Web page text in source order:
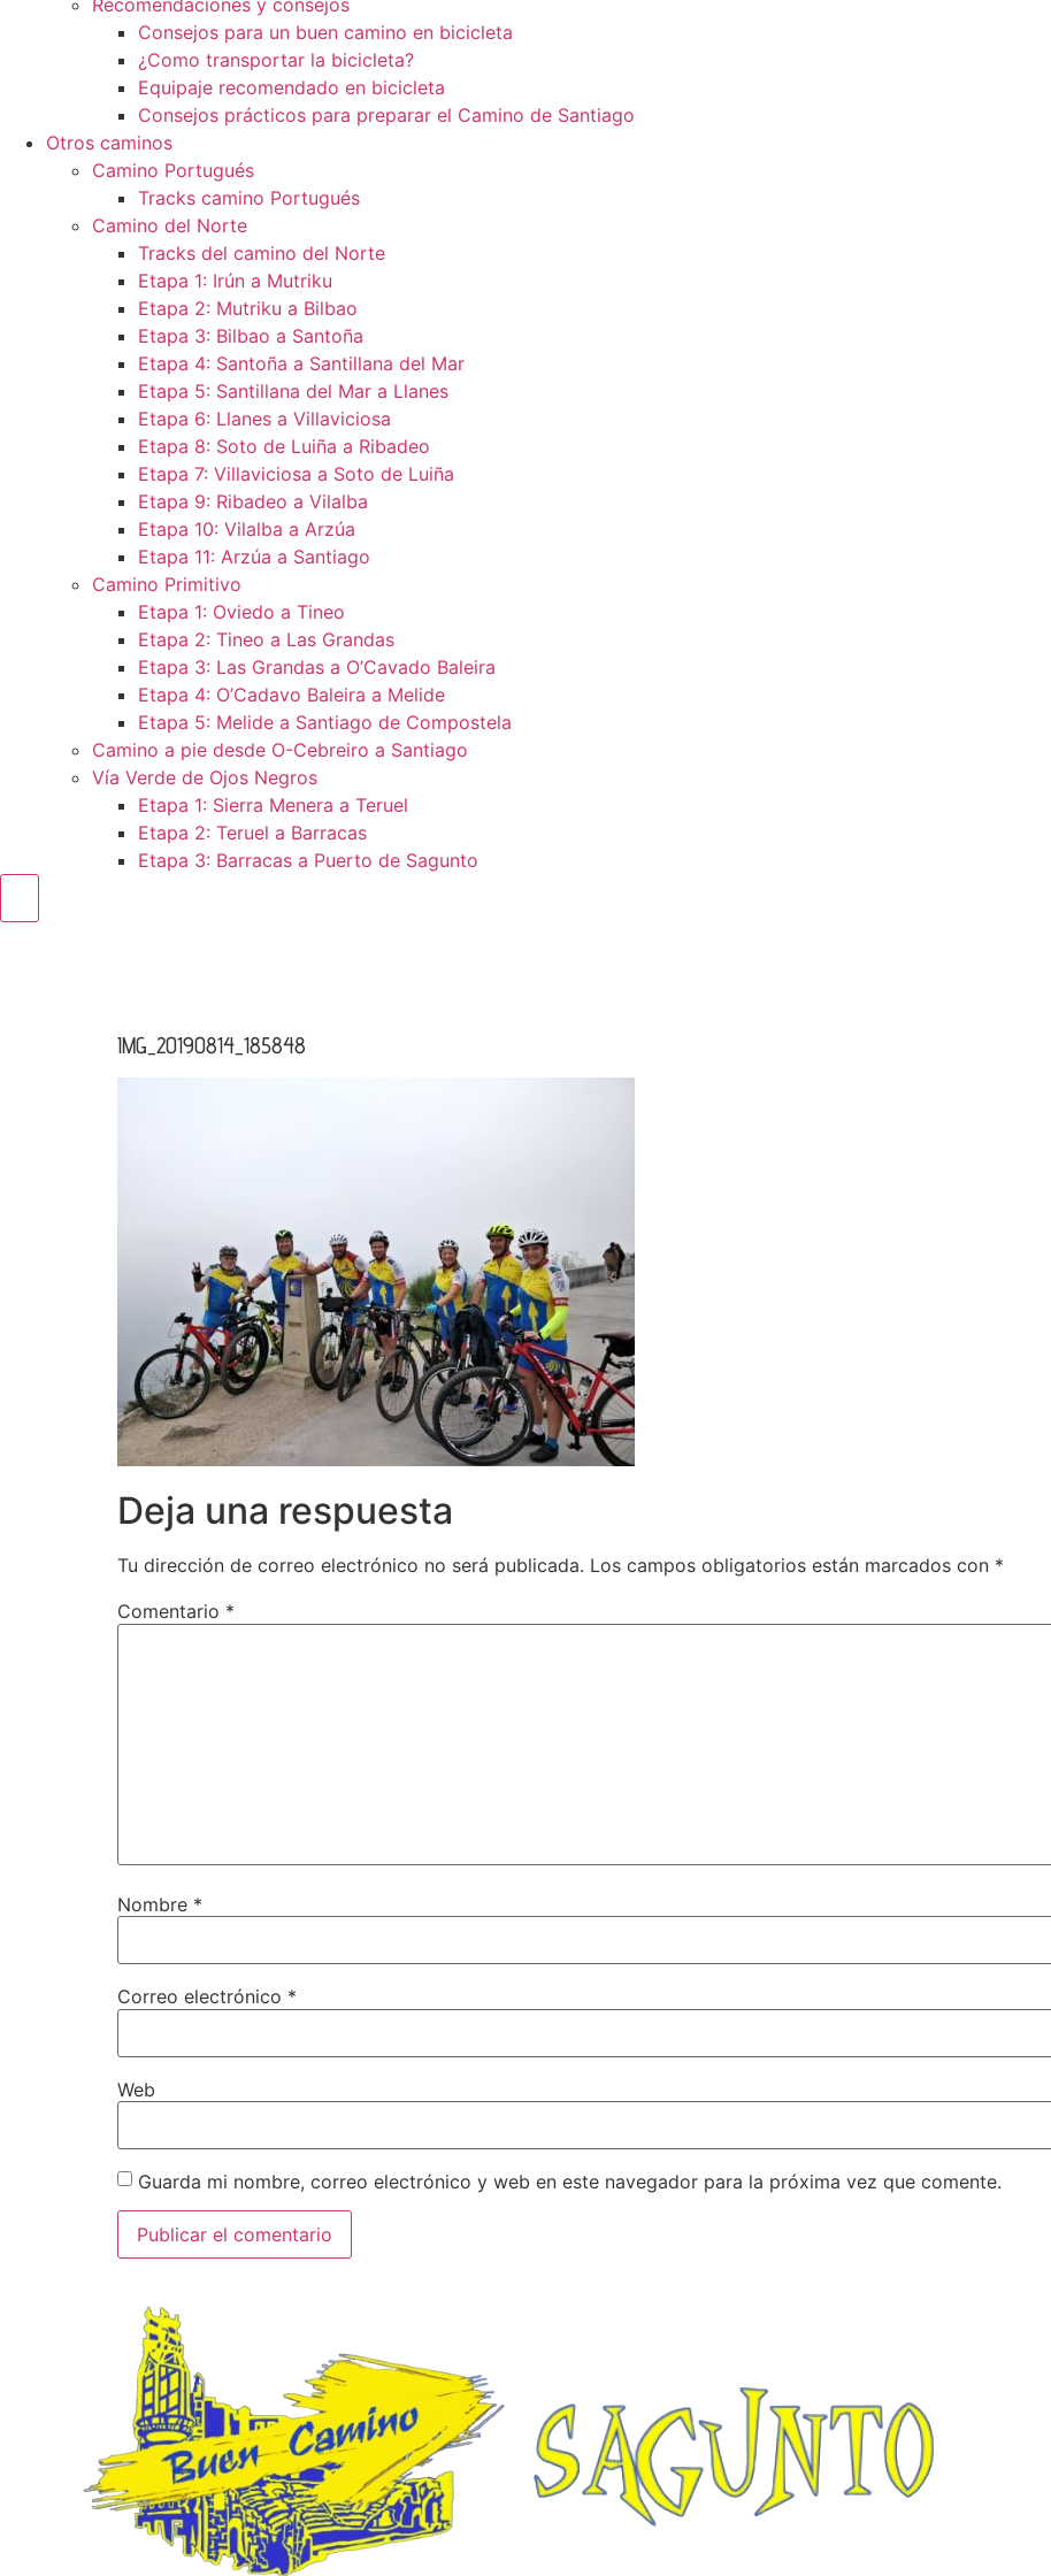
Recomendaciones y consejos
Consejos para un buen camino en bicicleta
¿Como transportar la bicicleta?
Equipaje recomendado en bicicleta
Consejos prácticos para preparar el Camino de Santiago
Otros caminos
Camino Portugués
Tracks camino Portugués
Camino del Norte
Tracks del camino del Norte
Etapa 1: Irún a Mutriku
Etapa 2: Mutriku a Bilbao
Etapa 3: Bilbao a Santoña
Etapa 4: Santoña a Santillana del Mar
Etapa 5: Santillana del Mar a Llanes
Etapa 6: Llanes a Villaviciosa
Etapa 8: Soto de Luiña a Ribadeo
Etapa 7: Villaviciosa a Soto de Luiña
Etapa 9: Ribadeo a Vilalba
Etapa 10: Vilalba a Arzúa
Etapa 11: Arzúa a Santiago
Camino Primitivo
Etapa 1: Oviedo a Tineo
Etapa 2: Tineo a Las Grandas
Etapa 3: Las Grandas a O’Cavado Baleira
Etapa 4: O’Cadavo Baleira a Melide
Etapa 5: Melide a Santiago de Compostela
Camino a pie desde O-Cebreiro a Santiago
Vía Verde de Ojos Negros
Etapa 1: Sierra Menera a Teruel
Etapa 2: Teruel a Barracas
Etapa 3: Barracas a Puerto de Sagunto
IMG_20190814_185848
Deja una respuesta
Tu dirección de correo electrónico no será publicada. Los campos obligatorios están marcados con *
Comentario *
Nombre *
Correo electrónico *
Web
Guarda mi nombre, correo electrónico y web en este navegador para la próxima vez que comente.